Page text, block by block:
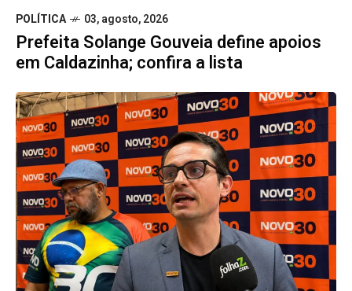
POLÍTICA 03, agosto, 2026
Prefeita Solange Gouveia define apoios
em Caldazinha; confira a lista